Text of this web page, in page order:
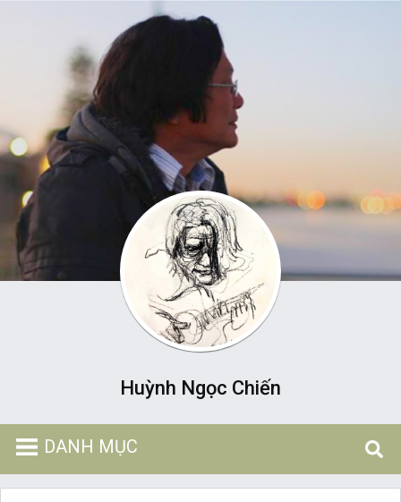
Huỳnh Ngọc Chiến
DANH MỤC